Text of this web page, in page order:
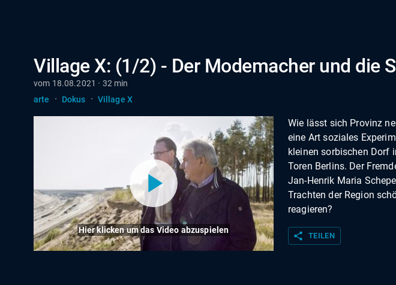
Village X: (1/2) - Der Modemacher und die
vom 18.08.2021 · 32 min
arte
· Dokus · Village X
Hier klicken um das Video abzuspielen
Wie lässt sich Provinz
eine Art soziales
kleinen sorbischen Dorf
Toren Berlins. Der
Jan-Henrik Maria
Trachten der Region
reagieren?
share TEILEN